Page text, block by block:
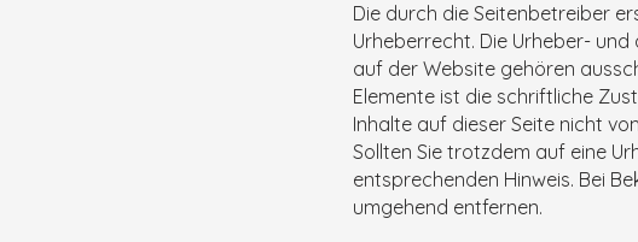
Die durch die Seitenbetreiber
Urheberrecht. Die Urheber-
auf der Website gehören
Elemente ist die schriftliche
Inhalte auf dieser Seite nicht
Sollten Sie trotzdem auf eine
entsprechenden Hinweis. Bei
umgehend entfernen.